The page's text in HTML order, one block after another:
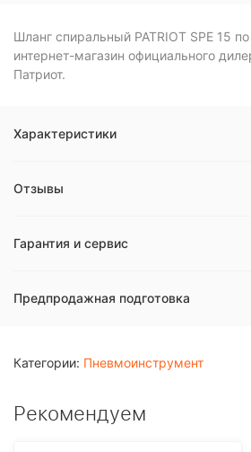
Шланг спиральный PATRIOT SPE 15
интернет-магазин официального
Патриот.
Характеристики
Отзывы
Гарантия и сервис
Предпродажная подготовка
Категории: Пневмоинструмент
Рекомендуем